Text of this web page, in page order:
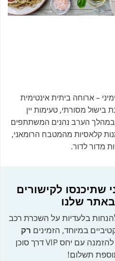
– ארוחה ביתית אינטימית
מסורתי, טעימות יין
במהלך הערב נהנים המשתתפים
קלאסיות מהמטבח הרומאני,
מדור לדור.
שתיכנסו לקישורים
שלנו
בלעדיות על השכרת רכב
במיוחד, הזמינים רק
, כולל גישה להזמנה עם יחס VIP דרך סוכן
תשלום!